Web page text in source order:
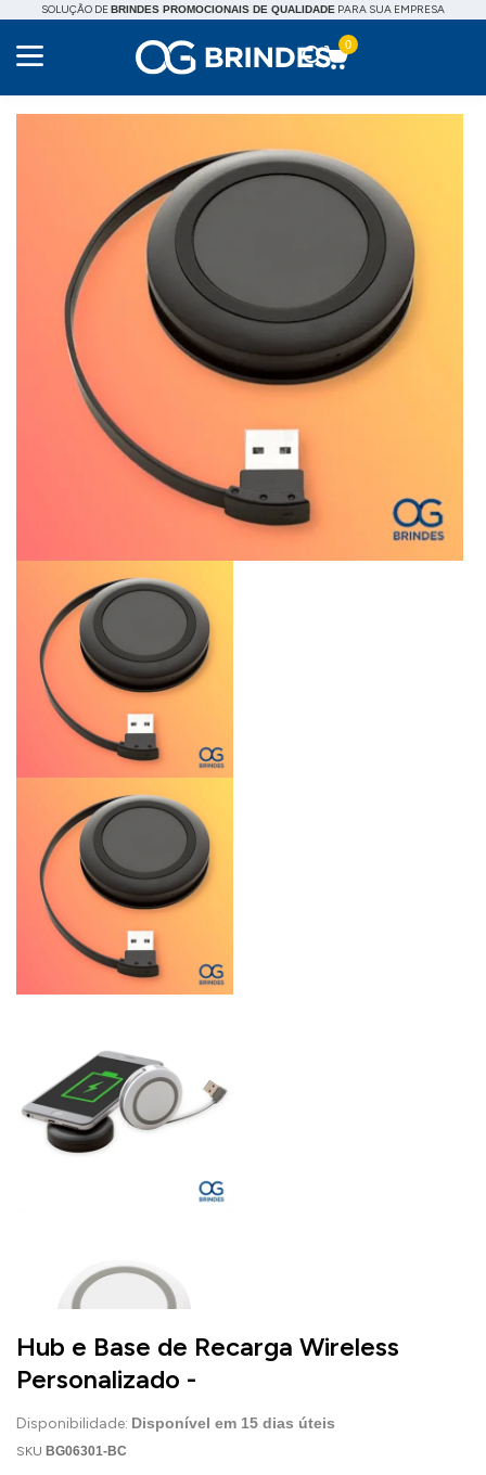
SOLUÇÃO DEBRINDES PROMOCIONAIS DE QUALIDADE PARA SUA EMPRESA
0
Hub e Base de Recarga Wireless
Personalizado -
Disponibilidade: Disponível em 15 dias úteis
SKU BG06301-BC